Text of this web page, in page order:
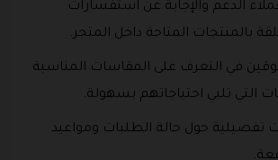
الدعم والإجابة عن استفسارات
بالمنتجات المتاحة داخل المتجر.
في التعرف على المقاسات المناسبة
التي تلبي احتياجاتهم بسهولة.
تفصيلية حول حالة الطلبات ومواعيد